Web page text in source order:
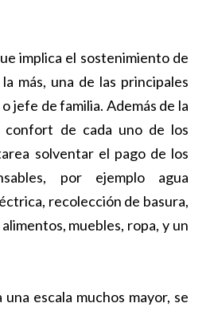
implica el sostenimiento de
más, una de las principales
jefe de familia. Además de la
confort de cada uno de los
solventar el pago de los
por ejemplo agua
recolección de basura,
muebles, ropa, y un
escala muchos mayor, se